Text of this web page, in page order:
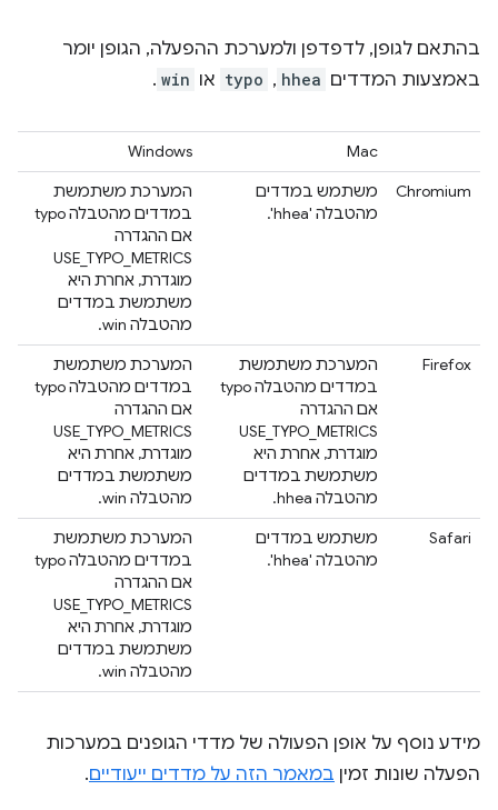
בהתאם לגופן, לדפדפן ולמערכת ההפעלה, הגופן יומר
באמצעות המדדים hhea
,‏
typo או win
.
Mac
Windows
Chromium
משתמש במדדים
מהטבלה 'hhea'.
המערכת משתמשת
במדדים מהטבלה typo
אם ההגדרה
USE_TYPO_METRICS
מוגדרת, אחרת היא
משתמשת במדדים
מהטבלה win.
Firefox
המערכת משתמשת
במדדים מהטבלה typo
אם ההגדרה
USE_TYPO_METRICS
מוגדרת, אחרת היא
משתמשת במדדים
מהטבלה hhea.
המערכת משתמשת
במדדים מהטבלה typo
אם ההגדרה
USE_TYPO_METRICS
מוגדרת, אחרת היא
משתמשת במדדים
מהטבלה win.
Safari
משתמש במדדים
מהטבלה 'hhea'.
המערכת משתמשת
במדדים מהטבלה typo
אם ההגדרה
USE_TYPO_METRICS
מוגדרת, אחרת היא
משתמשת במדדים
מהטבלה win.
מידע נוסף על אופן הפעולה של מדדי הגופנים במערכות
הפעלה שונות זמין במאמר הזה על מדדים ייעודיים.